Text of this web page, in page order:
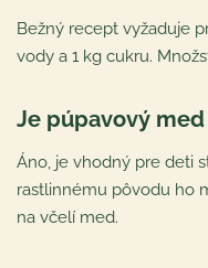
Bežný recept vyžaduje
vody a 1 kg cukru.
Je púpavový
Áno, je vhodný pre deti
rastlinnému pôvodu ho
na včelí med.